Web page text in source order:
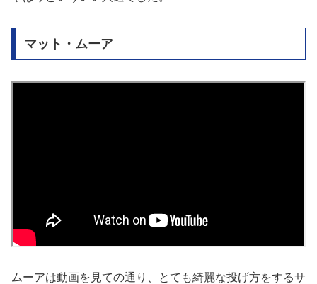
マット・ムーア
ムーアは動画を見ての通り、とても綺麗な投げ方をするサ